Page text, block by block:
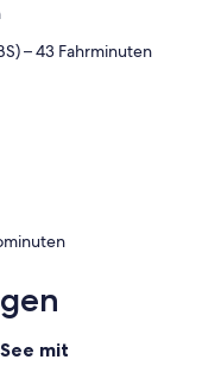
– 43 Fahrminuten
Pizzeria - ‬2 Autominuten
mit